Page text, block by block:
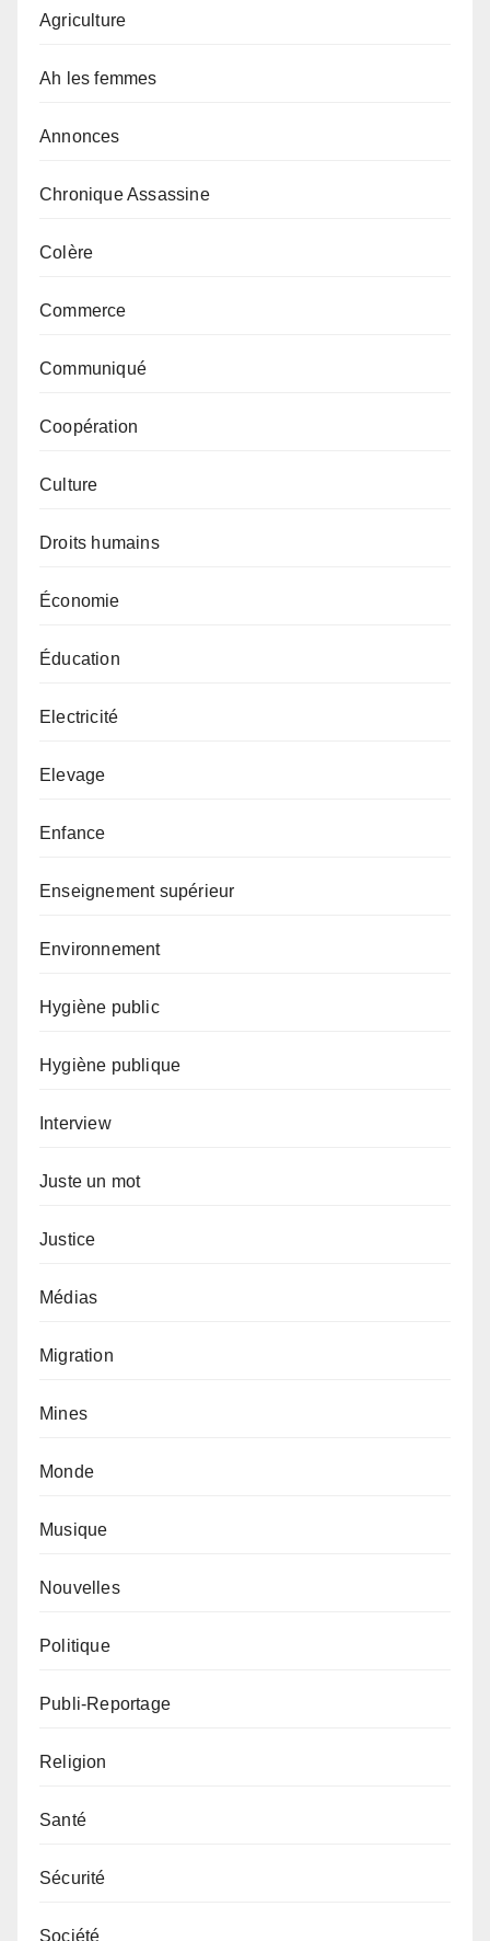
Agriculture
Ah les femmes
Annonces
Chronique Assassine
Colère
Commerce
Communiqué
Coopération
Culture
Droits humains
Économie
Éducation
Electricité
Elevage
Enfance
Enseignement supérieur
Environnement
Hygiène public
Hygiène publique
Interview
Juste un mot
Justice
Médias
Migration
Mines
Monde
Musique
Nouvelles
Politique
Publi-Reportage
Religion
Santé
Sécurité
Société